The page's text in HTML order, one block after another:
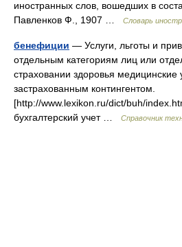
иностранных слов, вошедших в
Павленков Ф., 1907 …
Словарь
бенефиции — Услуги, льготы и
отдельным категориям лиц или
страховании здоровья медицинские
застрахованным контингентом.
[http://www.lexikon.ru/dict/buh/
бухгалтерский учет …
Справочник